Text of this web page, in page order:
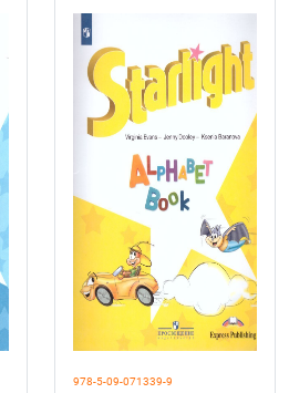
978-5-09-071339-9